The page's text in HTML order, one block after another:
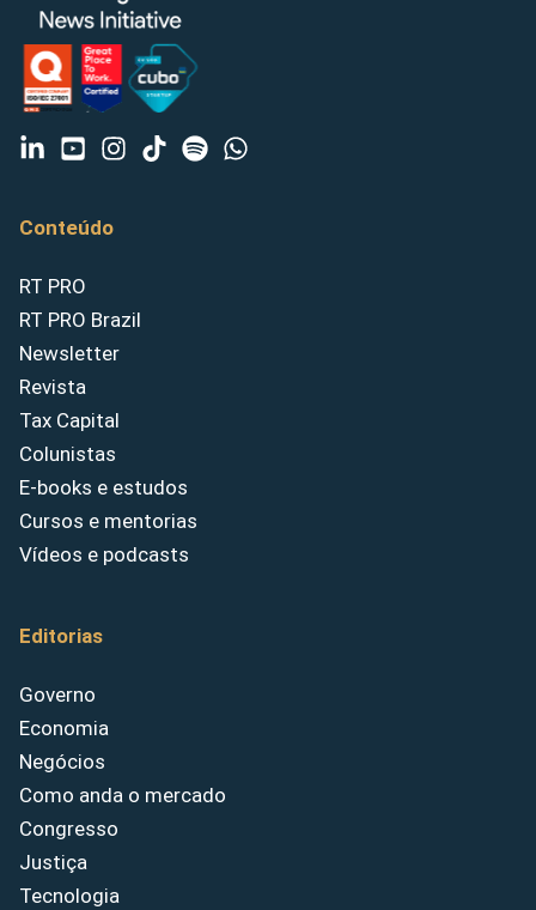
Conteúdo
RT PRO
RT PRO Brazil
Newsletter
Revista
Tax Capital
Colunistas
E-books e estudos
Cursos e mentorias
Vídeos e podcasts
Editorias
Governo
Economia
Negócios
Como anda o mercado
Congresso
Justiça
Tecnologia